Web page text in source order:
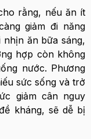
rằng, nếu ăn ít
giảm đi năng
ăn bữa sáng,
hợp còn không
nước. Phương
sức sống và trở
giảm cân nguy
kháng, sẽ dễ bị